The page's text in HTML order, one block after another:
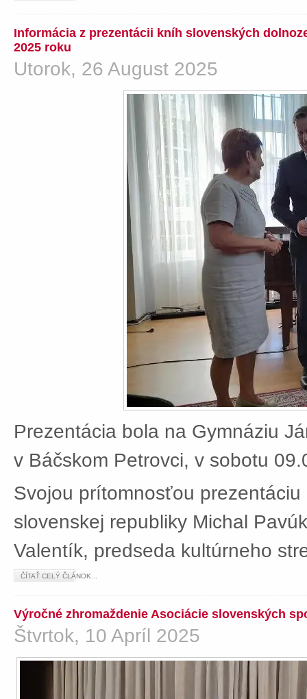
Informácia z prezentácii kníh slovenských
2025 roku
Utorok, 26 August 2025
Prezentácia bola na Gymnáziu
v Báčskom Petrovci, v sobotu
Svojou prítomnosťou
slovenskej republiky Michal
Valentík, predseda kultúrneho
ČÍTAŤ CELÝ ČLÁNOK...
Výročné zhromaždenie Asociácie slovenských
Štvrtok, 10 Apríl 2025